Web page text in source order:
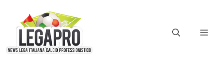
contenuto